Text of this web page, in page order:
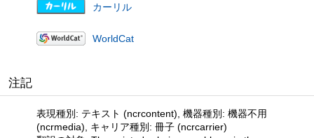
カーリル
WorldCat
注記
表現種別: テキスト (ncrcontent), 機器種別: 機器不用
(ncrmedia), キャリア種別: 冊子 (ncrcarrier)